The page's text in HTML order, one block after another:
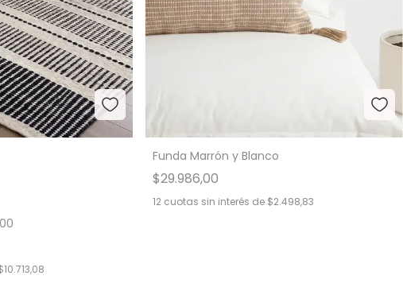
Funda Marrón y Blanco
$29.986,00
12 cuotas sin interés de $2.498,83